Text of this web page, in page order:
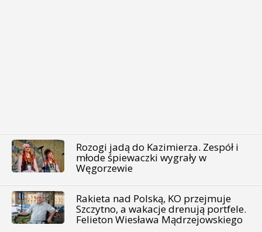
Rozogi jadą do Kazimierza. Zespół i
młode śpiewaczki wygrały w
Węgorzewie
Rakieta nad Polską, KO przejmuje
Szczytno, a wakacje drenują portfele.
Felieton Wiesława Mądrzejowskiego